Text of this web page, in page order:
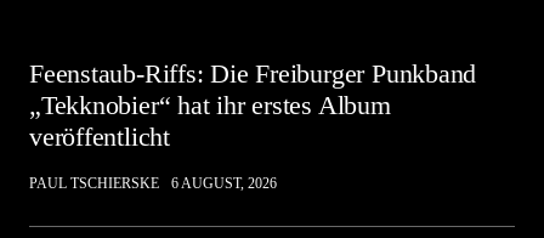
Feenstaub-Riffs: Die Freiburger Punkband
„Tekknobier“ hat ihr erstes Album
veröffentlicht
PAUL TSCHIERSKE 6 AUGUST, 2026